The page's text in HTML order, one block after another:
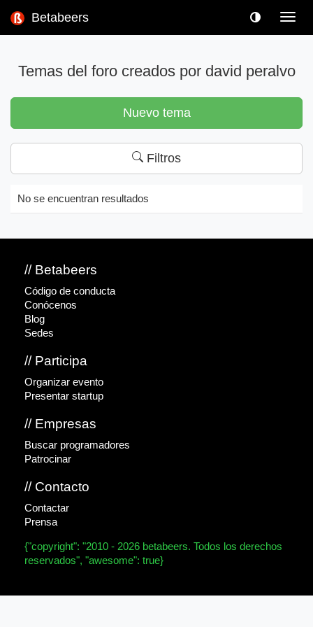
Betabeers
Temas del foro creados por david peralvo
Nuevo tema
Filtros
No se encuentran resultados
// Betabeers
Código de conducta
Conócenos
Blog
Sedes
// Participa
Organizar evento
Presentar startup
// Empresas
Buscar programadores
Patrocinar
// Contacto
Contactar
Prensa
{"copyright": "2010 - 2026 betabeers. Todos los derechos
reservados", "awesome": true}